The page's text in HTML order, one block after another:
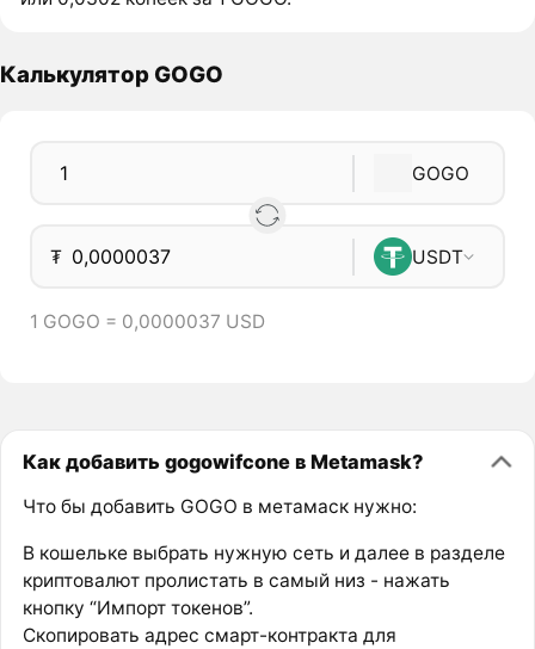
Калькулятор GOGO
GOGO
₮ USDT
1 GOGO = 0,0000037 USD
Как добавить gogowifcone в Metamask?
Что бы добавить GOGO в метамаск нужно:
В кошельке выбрать нужную сеть и далее в разделе
криптовалют пролистать в самый низ - нажать
кнопку “Импорт токенов”.
Скопировать адрес смарт-контракта для